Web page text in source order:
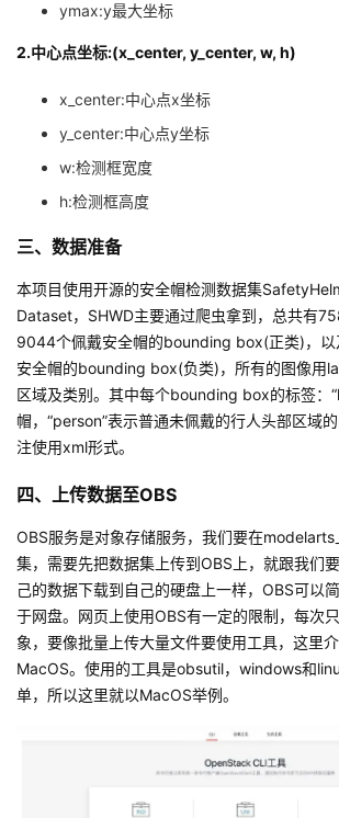
播
活
动
的
关
我
的
发
者
学
堂
我
课
程
的
认
证
我
的
实
验
我
的
收
我
Programs
的
支
持
我
的
支
持
我
声
建
ymax:y最大坐标
2.中心点坐标:(x_center, y_center, w, h)
x_center:中心点x坐标
y_center:中心点y坐标
w:检测框宽度
h:检测框高度
三、数据准备
本项目使用开源的安全帽检测数据集
Dataset，SHWD主要通过爬虫拿到，总共有
9044个佩戴安全帽的bounding box(正类)，以
安全帽的bounding box(负类)，所有的图像用
区域及类别。其中每个bounding box的标签：
帽，“person”表示普通未佩戴的行人头部区域
注使用xml形式。
四、上传数据至OBS
OBS服务是对象存储服务，我们要在
集，需要先把数据集上传到OBS上，就跟我们
己的数据下载到自己的硬盘上一样，OBS可以
于网盘。网⻚上使用OBS有一定的限制，每次
象，要像批量上传大量文件要使用工具，这里
MacOS。使用的工具是obsutil，windows和
单，所以这里就以MacOS举例。